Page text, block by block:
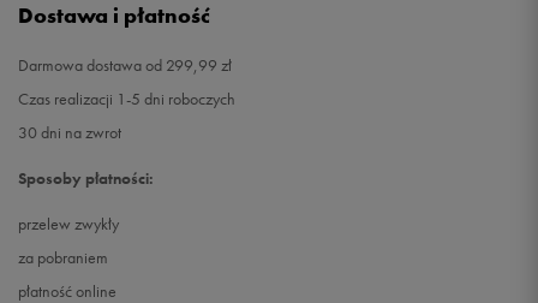
Dostawa i płatność
Darmowa dostawa od 299,99 zł
Czas realizacji 1-5 dni roboczych
30 dni na zwrot
Sposoby płatności:
przelew zwykły
za pobraniem
płatność online